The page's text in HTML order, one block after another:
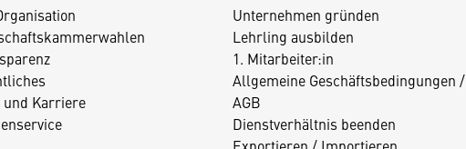
und Karriere
Unternehmen gründen
Lehrling ausbilden
1. Mitarbeiter:in
Allgemeine Geschäftsbedingungen /
AGB
Dienstverhältnis beenden